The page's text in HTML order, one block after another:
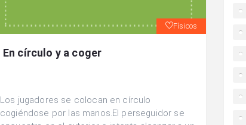
Físicos
En círculo y a coger
Los jugadores se colocan en círculo
cogiéndose por las manos.El perseguidor se